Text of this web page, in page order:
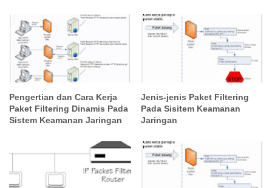
Pengertian dan Cara Kerja
Paket Filtering Dinamis Pada
Sistem Keamanan Jaringan
Jenis-jenis Paket Filtering
Pada Sisitem Keamanan
Jaringan